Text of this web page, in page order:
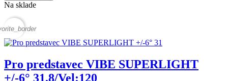
Na sklade
Pro predstavec VIBE SUPERLIGHT
+/-6° 31,8/Vel:120